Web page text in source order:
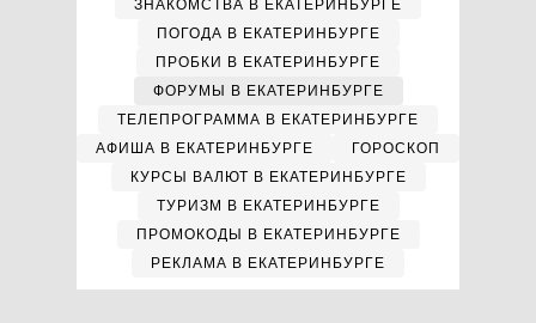
ЗНАКОМСТВА В ЕКАТЕРИНБУРГЕ
ПОГОДА В ЕКАТЕРИНБУРГЕ
ПРОБКИ В ЕКАТЕРИНБУРГЕ
ФОРУМЫ В ЕКАТЕРИНБУРГЕ
ТЕЛЕПРОГРАММА В ЕКАТЕРИНБУРГЕ
АФИША В ЕКАТЕРИНБУРГЕ
ГОРОСКОП
КУРСЫ ВАЛЮТ В ЕКАТЕРИНБУРГЕ
ТУРИЗМ В ЕКАТЕРИНБУРГЕ
ПРОМОКОДЫ В ЕКАТЕРИНБУРГЕ
РЕКЛАМА В ЕКАТЕРИНБУРГЕ